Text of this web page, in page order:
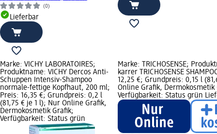
(0)
Lieferbar
Marke: VICHY LABORATOIRES;
Produktname: VICHY Dercos Anti-
Schuppen Intensiv-Shampoo
normale-fettige Kopfhaut, 200 ml;
Preis: 16,35 €; Grundpreis: 0,2 l
(81,75 € je 1 l); Nur Online Grafik,
Dermokosmetik Grafik;
Verfügbarkeit: Status grün
Marke: TRICHOSENSE;
karrer TRICHOSENSE
12,25 €; Grundpreis: 0,15 l
Online Grafik, Dermokosmetik
Verfügbarkeit: Status grün